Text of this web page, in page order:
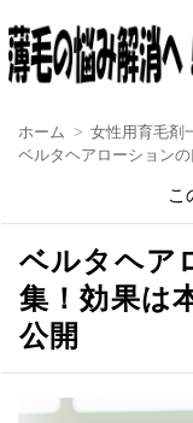
ホーム
女性用育毛剤
ベルタヘアローション
こ
ベルタヘア
集！効果は
公開